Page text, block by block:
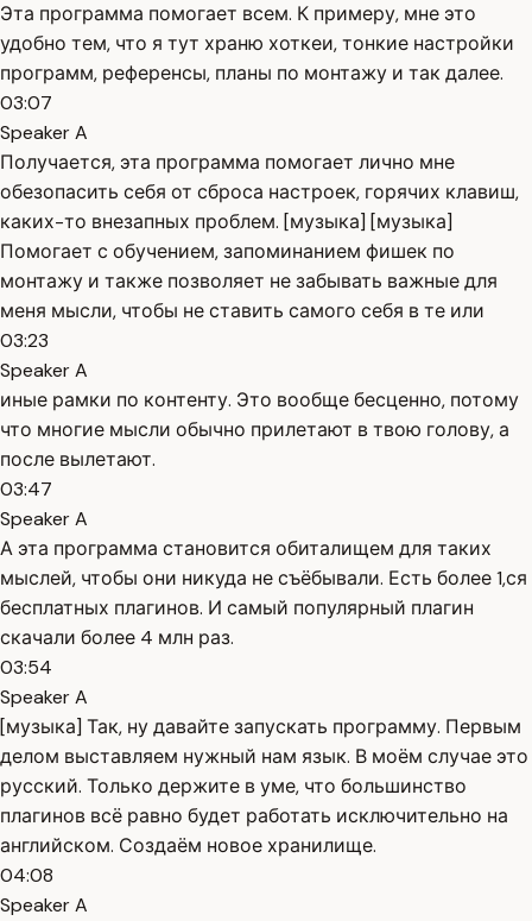
Эта программа помогает всем. К примеру, мне это
удобно тем, что я тут храню хоткеи, тонкие настройки
программ, референсы, планы по монтажу и так далее.
03:07
Speaker A
Получается, эта программа помогает лично мне
обезопасить себя от сброса настроек, горячих клавиш,
каких-то внезапных проблем. [музыка] [музыка]
Помогает с обучением, запоминанием фишек по
монтажу и также позволяет не забывать важные для
меня мысли, чтобы не ставить самого себя в те или
03:23
Speaker A
иные рамки по контенту. Это вообще бесценно, потому
что многие мысли обычно прилетают в твою голову, а
после вылетают.
03:47
Speaker A
А эта программа становится обиталищем для таких
мыслей, чтобы они никуда не съёбывали. Есть более 1,ся
бесплатных плагинов. И самый популярный плагин
скачали более 4 млн раз.
03:54
Speaker A
[музыка] Так, ну давайте запускать программу. Первым
делом выставляем нужный нам язык. В моём случае это
русский. Только держите в уме, что большинство
плагинов всё равно будет работать исключительно на
английском. Создаём новое хранилище.
04:08
Speaker A